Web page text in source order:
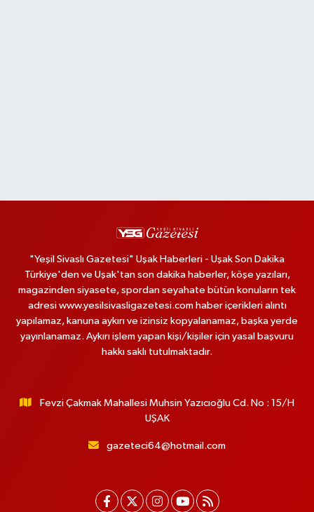
"Yeşil Sivaslı Gazetesi" Uşak Haberleri - Uşak Son Dakika
Türkiye'den ve Uşak'tan son dakika haberler, köşe yazıları,
magazinden siyasete, spordan seyahate bütün konuların tek
adresi www.yesilsivasligazetesi.com haber içerikleri alıntı
yapılamaz, kanuna aykırı ve izinsiz kopyalanamaz, başka yerde
yayınlanamaz. Aykırı işlem yapan kişi/kişiler için yasal başvuru
hakkı saklı tutulmaktadır.
Fevzi Çakmak Mahallesi Muhsin Yazıcıoğlu Cd. No : 15/H
UŞAK
gazeteci64@hotmail.com